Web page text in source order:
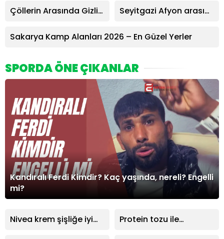
ürperecek
Meşhur?
Çöllerin Arasında Gizli
Seyitgazi Afyon arası
Sakarya Kamp Alanları 2026 – En Güzel Yerler
SPORDA ÖNE ÇIKANLAR
Kandıralı Ferdi Kimdir? Kaç yaşında, nereli? Engelli
mi?
Nivea krem şişliğe iyi
Protein tozu ile